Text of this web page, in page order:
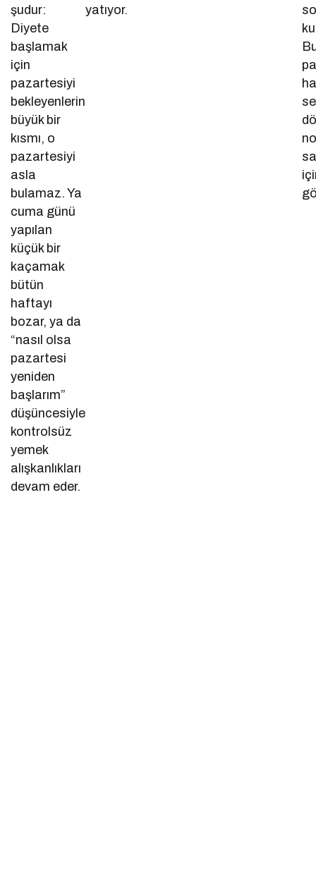
şudur:
Diyete
başlamak
için
pazartesiyi
bekleyenlerin
büyük bir
kısmı, o
pazartesiyi
asla
bulamaz. Ya
cuma günü
yapılan
küçük bir
kaçamak
bütün
haftayı
bozar, ya da
“nasıl olsa
pazartesi
yeniden
başlarım”
düşüncesiyle
kontrolsüz
yemek
alışkanlıkları
devam eder.
yatıyor.